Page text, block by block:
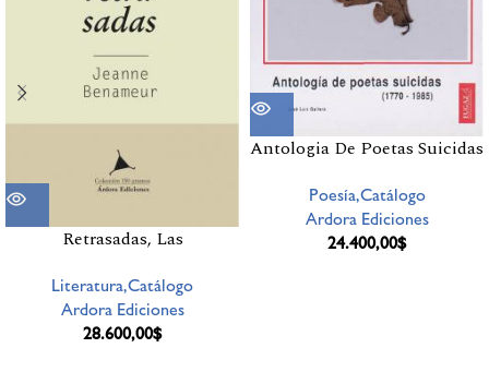
Retrasadas, Las
Literatura,Catálogo
Ardora Ediciones
28.600,00$
Antologia De Poetas Suicidas
Poesía,Catálogo
Ardora Ediciones
24.400,00$